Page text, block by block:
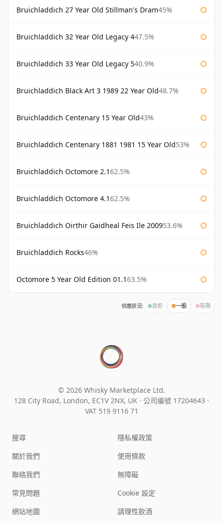
Bruichladdich 27 Year Old Stillman's Dram45%
Bruichladdich 32 Year Old Legacy 447.5%
Bruichladdich 33 Year Old Legacy 540.9%
Bruichladdich Black Art 3 1989 22 Year Old48.7%
Bruichladdich Centenary 15 Year Old43%
Bruichladdich Centenary 1881 1981 15 Year Old53%
Bruichladdich Octomore 2.162.5%
Bruichladdich Octomore 4.162.5%
Bruichladdich Oirthir Gaidheal Feis Ile 200953.6%
Bruichladdich Rocks46%
Octomore 5 Year Old Edition 01.163.5%
供應狀況: 良好 一般 有限
© 2026 Whisky Marketplace Ltd.
128 City Road, London, EC1V 2NX, UK · 公司編號 17204643 ·
VAT 519 9116 71
搜尋
關於我們
聯絡我們
常見問題
網站地圖
隱私權政策
使用條款
無障礙
Cookie 設定
請理性飲酒